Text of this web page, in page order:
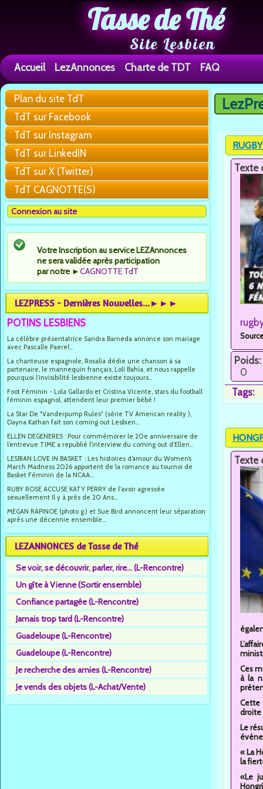
Tasse de Thé
Site Lesbien
Accueil LezAnnonces Charte de TDT FAQ
Plan du site TdT
TdT sur Facebook
TdT sur Instagram
TdT sur LinkedIN
TdT sur X (Twitter)
TdT CAGNOTTE(S)
Connexion au site
Votre Inscription au service LEZAnnonces
ne sera validée après participation
par notre ►CAGNOTTE TdT
LEZPRESS - Dernières Nouvelles...►►►
POTINS LESBIENS
La célèbre présentatrice Sandra Barneda annonce son mariage
avec Pascalle Paerel...
La chanteuse espagnole, Rosalía dédie une chanson à sa
partenaire, le mannequin français, Loli Bahía, et nous rappelle
pourquoi l’invisibilité lesbienne existe toujours...
Foot Féminin - Lola Gallardo et Cristina Vicente, stars du football
féminin espagnol, attendent leur premier bébé !
La Star De "Vanderpump Rules" (série TV American reality ),
Dayna Kathan fait son coming out Lesbien...
ELLEN DEGENERES : Pour commémorer le 20e anniversaire de
l’entrevue TIME a republié l’interview du coming out d’Ellen...
LESBIAN LOVE IN BASKET : Les histoires d’amour du Women’s
March Madness 2026 apportent de la romance au tournoi de
Basket Féminin de la NCAA...
RUBY ROSE ACCUSE KATY PERRY de l'avoir agressée
sexuellement Il y à près de 20 Ans...
MEGAN RAPINOE (photo g.) et Sue Bird annoncent leur séparation
après une décennie ensemble...
LEZANNONCES de Tasse de Thé
Se voir, se découvrir, parler, rire... (L-Rencontre)
Un gîte à Vienne (Sortir ensemble)
Confiance partagée (L-Rencontre)
Jamais trop tard (L-Rencontre)
Guadeloupe (L-Rencontre)
Guadeloupe (L-Rencontre)
Je recherche des amies (L-Rencontre)
Je vends des objets (L-Achat/Vente)
Vous
Texte
Poids:
0
Tags:
Texte
Ces
à la
Cette
droite
Le
« La
la
«Le